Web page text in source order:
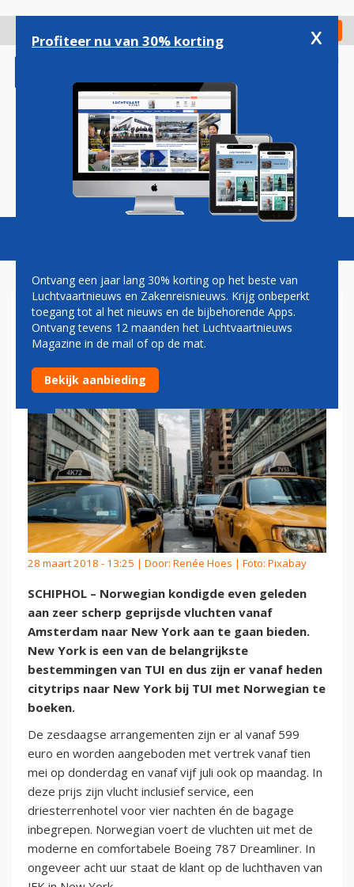
gaan
Check in
Magazine Podcasts Vacatures
TUI EN NORWEGIAN SAMEN
NAAR NEW YORK
28 maart 2018 - 13:25 | Door: Renée Hoes | Foto: Pixabay
SCHIPHOL – Norwegian kondigde even geleden
aan zeer scherp geprijsde vluchten vanaf
Amsterdam naar New York aan te gaan bieden.
New York is een van de belangrijkste
bestemmingen van TUI en dus zijn er vanaf heden
citytrips naar New York bij TUI met Norwegian te
boeken.
De zesdaagse arrangementen zijn er al vanaf 599
euro en worden aangeboden met vertrek vanaf tien
mei op donderdag en vanaf vijf juli ook op maandag. In
deze prijs zijn vlucht inclusief service, een
driesterrenhotel voor vier nachten én de bagage
inbegrepen. Norwegian voert de vluchten uit met de
moderne en comfortabele Boeing 787 Dreamliner. In
ongeveer acht uur staat de klant op de luchthaven van
Profiteer nu van 30% korting x
Ontvang een jaar lang 30% korting op het beste van
Luchtvaartnieuws en Zakenreisnieuws. Krijg onbeperkt
toegang tot al het nieuws en de bijbehorende Apps.
Ontvang tevens 12 maanden het Luchtvaartnieuws
Magazine in de mail of op de mat.
Bekijk aanbieding